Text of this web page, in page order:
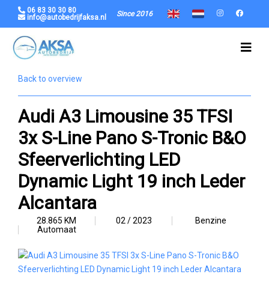
06 83 30 30 80
info@autobedrijfaksa.nl
Since 2016
Back to overview
Audi A3 Limousine 35 TFSI
3x S-Line Pano S-Tronic B&O
Sfeerverlichting LED
Dynamic Light 19 inch Leder
Alcantara
28.865 KM 02 / 2023
Benzine
Automaat